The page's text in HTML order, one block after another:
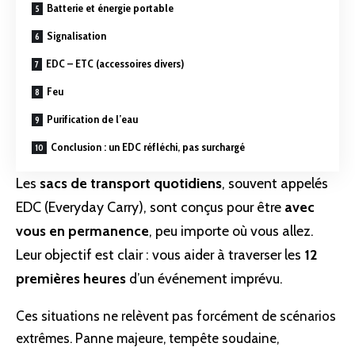
Batterie et énergie portable
Signalisation
EDC – ETC (accessoires divers)
Feu
Purification de l’eau
Conclusion : un EDC réfléchi, pas surchargé
Les sacs de transport quotidiens, souvent appelés
EDC (Everyday Carry), sont conçus pour être avec
vous en permanence, peu importe où vous allez.
Leur objectif est clair : vous aider à traverser les 12
premières heures d’un événement imprévu.
Ces situations ne relèvent pas forcément de scénarios
extrêmes. Panne majeure, tempête soudaine,